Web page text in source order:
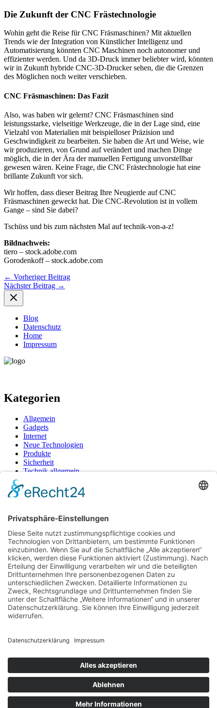
Die Zukunft der CNC Frästechnologie
Wohin geht die Reise für CNC Fräsmaschinen? Mit aktuellen
Trends wie der Integration von Künstlicher Intelligenz und
Automatisierung könnten CNC Maschinen noch autonomer und
effizienter werden. Und da 3D-Druck immer beliebter wird, könnten
wir in Zukunft hybride CNC-3D-Drucker sehen, die die Grenzen
des Möglichen noch weiter verschieben.
CNC Fräsmaschinen: Das Fazit
Also, was haben wir gelernt? CNC Fräsmaschinen sind
leistungsstarke, vielseitige Werkzeuge, die in der Lage sind, eine
Vielzahl von Materialien mit beispielloser Präzision und
Geschwindigkeit zu bearbeiten. Sie haben die Art und Weise, wie
wir produzieren, von Grund auf verändert und machen Dinge
möglich, die in der Ära der manuellen Fertigung unvorstellbar
gewesen wären. Keine Frage, die CNC Frästechnologie hat eine
brillante Zukunft vor sich.
Wir hoffen, dass dieser Beitrag Ihre Neugierde auf CNC
Fräsmaschinen geweckt hat. Die CNC-Revolution ist in vollem
Gange – sind Sie dabei?
Tschüss und bis zum nächsten Mal auf technik-von-a-z!
Bildnachweis:
tiero – stock.adobe.com
Gorodenkoff – stock.adobe.com
← Vorheriger Beitrag
Nächster Beitrag →
Blog
Datenschutz
Home
Impressum
Kategorien
Allgemein
Gadgets
Internet
Neue Technologien
Produkte
Sicherheit
Technik allgemein
Unternehmen
Wohnen
Neueste Beiträge
Wie moderne Akkulösungen das Dampferlebnis neu
definieren
Freiraum schaffen in München: So nutzen Sie externe
Lagerflächen clever für Ihr Business
Virtuelle Gefahrenabwehr: So verändern Simulationen die
Sicherheitskultur im Betrieb
Vom Chaos zur Präzision: Lagerverwaltung neu gedacht
Wenn alte Bänder neu erstrahlen: Techniktricks für gestochen
scharfe Videos und reibungslose Abläufe
LED Leuchten PC Sicherheit
Smart Smarthome Smartwatch Sport Training Trends Treppenlift Webseite
© 2026 Technik von A bis Z